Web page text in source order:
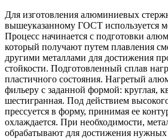
Для изготовления алюминиевых
вышеуказанному ГОСТ используется
Процесс начинается с подготовки
который получают путем плавления
другими металлами для достижения
стойкости. Подготовленный сплав
пластичного состояния. Нагретый
фильеру с заданной формой: круглая,
шестигранная. Под действием
прессуется в форму, принимая ее
охлаждается. При необходимости,
обрабатывают для достижения нужных